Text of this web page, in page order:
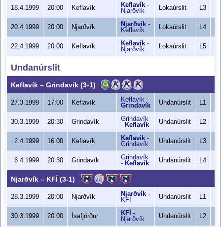
18.4.1999 20:00 Keflavík Keflavík -
Njarðvík
Lokaúrslit L3
20.4.1999 20:00 Njarðvík Njarðvík -
Keflavík
Lokaúrslit L4
22.4.1999 20:00 Keflavík Keflavík -
Njarðvík
Lokaúrslit L5
Undanúrslit
Keflavík – Grindavík (3-1)
27.3.1999 17:00 Keflavík Keflavík -
Grindavík
Undanúrslit L1
30.3.1999 20:30 Grindavík
Grindavík
- Keflavík Undanúrslit L2
2.4.1999 16:00 Keflavík Keflavík -
Grindavík
Undanúrslit L3
6.4.1999 20:30 Grindavík
Grindavík
- Keflavík Undanúrslit L4
Njarðvík – KFÍ (3-1)
28.3.1999 20:00 Njarðvík Njarðvík -
KFÍ
Undanúrslit L1
30.3.1999 20:00 Ísafjörður KFÍ -
Njarðvík
Undanúrslit L2